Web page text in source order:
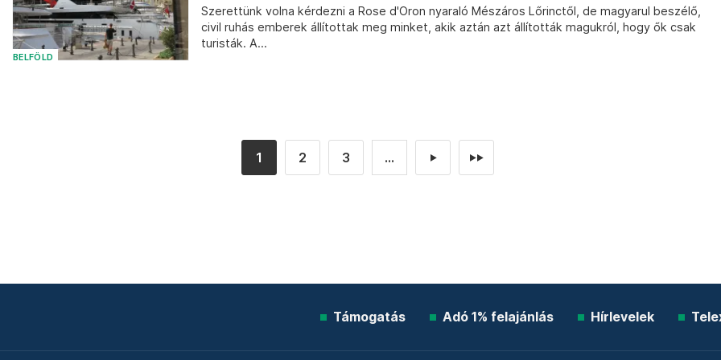
BELFÖLD
Szerettünk volna kérdezni a Rose d'Oron nyaraló Mészáros Lőrinctől, de magyarul beszélő,
civil ruhás emberek állítottak meg minket, akik aztán azt állították magukról, hogy ők csak
turisták. A...
1 2 3 ... ► ►►
Támogatás Adó 1% felajánlás Hírlevelek